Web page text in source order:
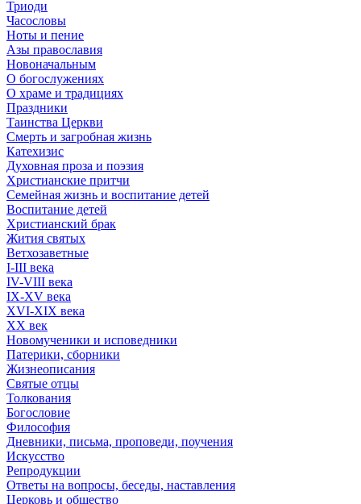
Триоди
Часословы
Ноты и пение
Азы православия
Новоначальным
О богослужениях
О храме и традициях
Праздники
Таинства Церкви
Смерть и загробная жизнь
Катехизис
Духовная проза и поэзия
Христианские притчи
Семейная жизнь и воспитание детей
Воспитание детей
Христианский брак
Жития святых
Ветхозаветные
I-III века
IV-VIII века
IX-XV века
XVI-XIX века
XX век
Новомученики и исповедники
Патерики, сборники
Жизнеописания
Святые отцы
Толкования
Богословие
Философия
Дневники, письма, проповеди, поучения
Искусство
Репродукции
Ответы на вопросы, беседы, наставления
Церковь и общество